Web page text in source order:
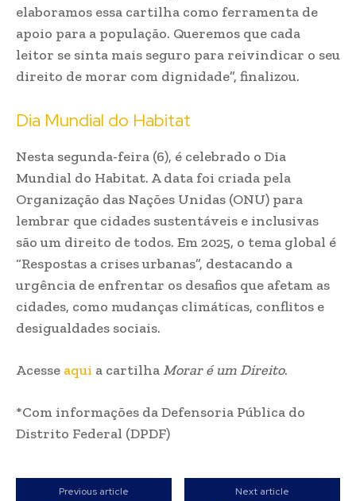
elaboramos essa cartilha como ferramenta de
apoio para a população. Queremos que cada
leitor se sinta mais seguro para reivindicar o seu
direito de morar com dignidade”, finalizou.
Dia Mundial do Habitat
Nesta segunda-feira (6), é celebrado o Dia
Mundial do Habitat. A data foi criada pela
Organização das Nações Unidas (ONU) para
lembrar que cidades sustentáveis e inclusivas
são um direito de todos. Em 2025, o tema global é
“Respostas a crises urbanas”, destacando a
urgência de enfrentar os desafios que afetam as
cidades, como mudanças climáticas, conflitos e
desigualdades sociais.
Acesse aqui a cartilha Morar é um Direito.
*Com informações da Defensoria Pública do
Distrito Federal (DPDF)
Previous article Next article